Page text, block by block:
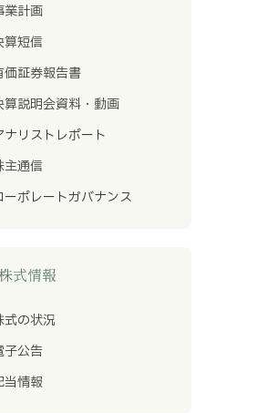
業計画
算短信
価証券報告書
算説明会資料・動画
ナリストレポート
主通信
ーポレートガバナンス
株式情報
式の状況
子公告
当情報